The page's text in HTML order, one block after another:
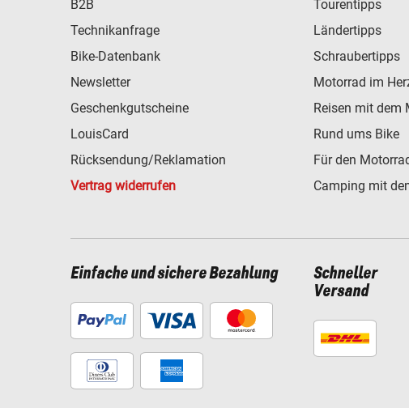
B2B
Technikanfrage
Bike-Datenbank
Newsletter
Geschenkgutscheine
LouisCard
Rücksendung/Reklamation
Vertrag widerrufen
Tourentipps
Ländertipps
Schraubertipps
Motorrad im
Reisen mit dem
Rund ums Bike
Für den
Camping mit
Einfache und sichere Bezahlung
Schneller
Versand